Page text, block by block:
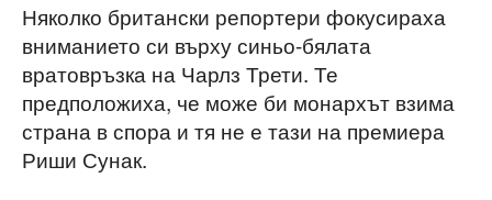
Няколко британски репортери фокусираха
вниманието си върху синьо-бялата
вратовръзка на Чарлз Трети. Те
предположиха, че може би монархът взима
страна в спора и тя не е тази на премиера
Риши Сунак.